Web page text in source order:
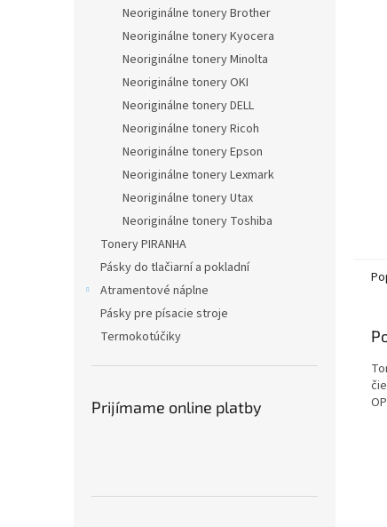
Neoriginálne tonery Brother
Neoriginálne tonery Kyocera
Neoriginálne tonery Minolta
Neoriginálne tonery OKI
Neoriginálne tonery DELL
Neoriginálne tonery Ricoh
Neoriginálne tonery Epson
Neoriginálne tonery Lexmark
Neoriginálne tonery Utax
Neoriginálne tonery Toshiba
Tonery PIRANHA
Pásky do tlačiarní a pokladní
Atramentové náplne
Pásky pre písacie stroje
Termokotúčiky
Prijímame online platby